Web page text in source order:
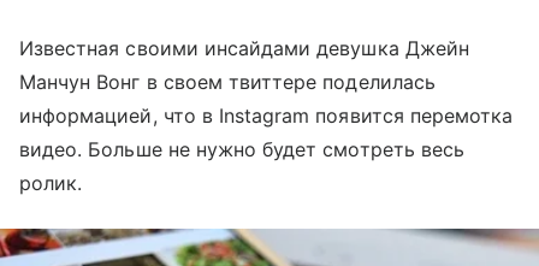
Известная своими инсайдами девушка Джейн
Манчун Вонг в своем твиттере поделилась
информацией, что в Instagram появится перемотка
видео. Больше не нужно будет смотреть весь
ролик.